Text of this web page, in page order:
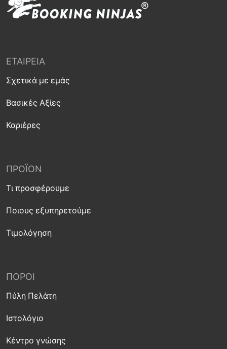
ΕΤΑΙΡΕΊΑ
Σχετικά με εμάς
Βασικές Αξίες
Καριέρες
ΠΡΟΪΌΝ
Τι προσφέρουμε
Ποιους εξυπηρετούμε
Τιμολόγηση
ΠΌΡΟΙ
Πύλη Πελάτη
Ιστολόγιο
Κέντρο γνώσης